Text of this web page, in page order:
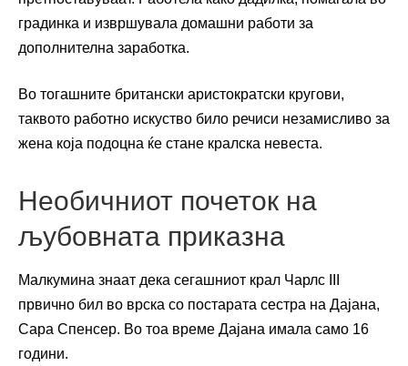
градинка и извршувала домашни работи за
дополнителна заработка.
Во тогашните британски аристократски кругови,
таквото работно искуство било речиси незамисливо за
жена која подоцна ќе стане кралска невеста.
Необичниот почеток на
љубовната приказна
Малкумина знаат дека сегашниот крал Чарлс III
првично бил во врска со постарата сестра на Дајана,
Сара Спенсер. Во тоа време Дајана имала само 16
години.